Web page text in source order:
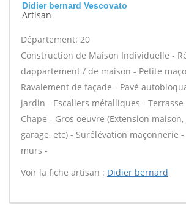
Didier bernard Vescovato
Artisan
Département: 20
Construction de Maison Individuelle -
dappartement / de maison - Petite
Ravalement de façade - Pavé
jardin - Escaliers métalliques -
Chape - Gros oeuvre (Extension
garage, etc) - Surélévation maçonnerie
murs -
Voir la fiche artisan : Didier bernard